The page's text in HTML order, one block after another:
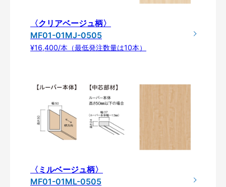
〈クリアベージュ柄〉
MF01-01MJ-0505
¥16,400/本（最低発注数量は10本）
〈ミルベージュ柄〉
MF01-01ML-0505